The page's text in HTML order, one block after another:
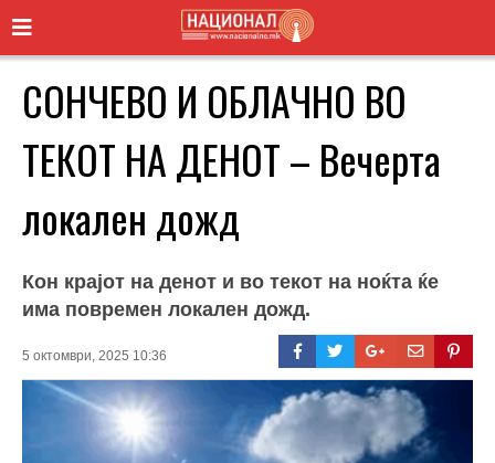
СОНЧЕВО И ОБЛАЧНО ВО
ТЕКОТ НА ДЕНОТ – Вечерта
локален дожд
Кон крајот на денот и во текот на ноќта ќе
има повремен локален дожд.
5 октомври, 2025 10:36